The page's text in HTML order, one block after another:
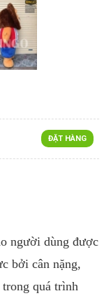
ĐẶT HÀNG
người dùng được
bởi cân nặng,
quá trình